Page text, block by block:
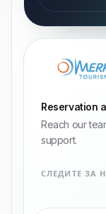
Reservation
Reach our
support.
СЛЕДИТЕ ЗА